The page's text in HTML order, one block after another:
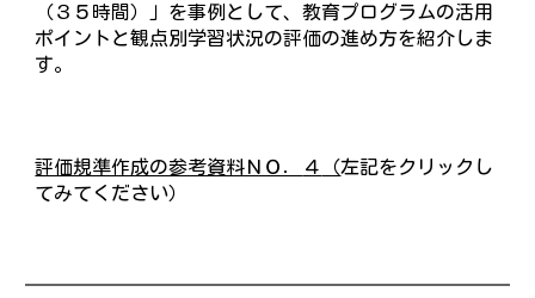
（３５時間）」を事例として、教育プログラムの活用
ポイントと観点別学習状況の評価の進め方を紹介しま
す。
評価規準作成の参考資料ＮＯ． ４ （左記をクリックし
てみてください）